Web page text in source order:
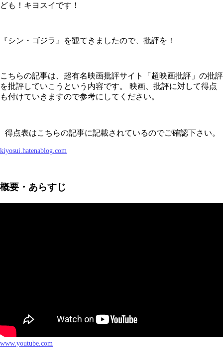
ども！キヨスイです！
『シン・ゴジラ』を観てきましたので、批評を！
こちらの記事は、超有名映画批評サイト「超映画批評」の批評
を批評していこうという内容です。 映画、批評に対して得点
も付けていきますので参考にしてください。
得点表はこちらの記事に記載されているのでご確認下さい。
kiyosui.hatenablog.com
概要・あらすじ
www.youtube.com